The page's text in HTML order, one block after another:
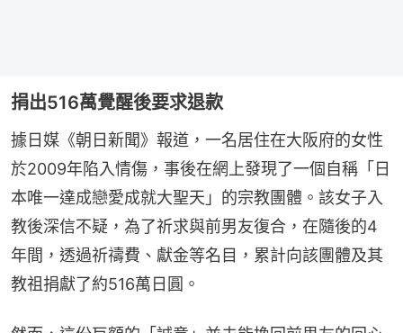
捐出516萬覺醒後要求退款
據日媒《朝日新聞》報道，一名居住在大阪府的女性
於2009年陷入情傷，事後在網上發現了一個自稱「日
本唯一達成戀愛成就大聖天」的宗教團體。該女子入
教後深信不疑，為了祈求與前男友復合，在隨後的4
年間，透過祈禱費、獻金等名目，累計向該團體及其
教祖捐獻了約516萬日圓。